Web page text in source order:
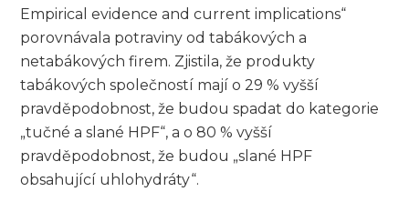
Empirical evidence and current implications“
porovnávala potraviny od tabákových a
netabákových firem. Zjistila, že produkty
tabákových společností mají o 29 % vyšší
pravděpodobnost, že budou spadat do kategorie
„tučné a slané HPF“, a o 80 % vyšší
pravděpodobnost, že budou „slané HPF
obsahující uhlohydráty“.